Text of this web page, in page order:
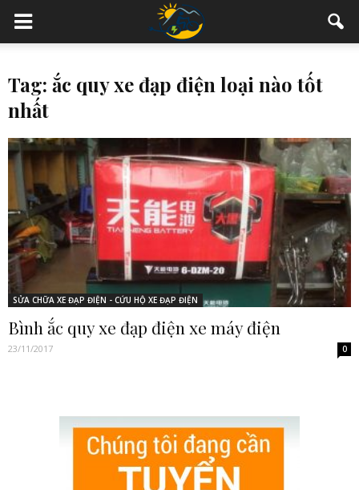
Tag: ắc quy xe đạp điện loại nào tốt
nhất
SỬA CHỮA XE ĐẠP ĐIỆN - CỨU HỘ XE ĐẠP ĐIỆN
Bình ắc quy xe đạp điện xe máy điện
23/11/2017 0